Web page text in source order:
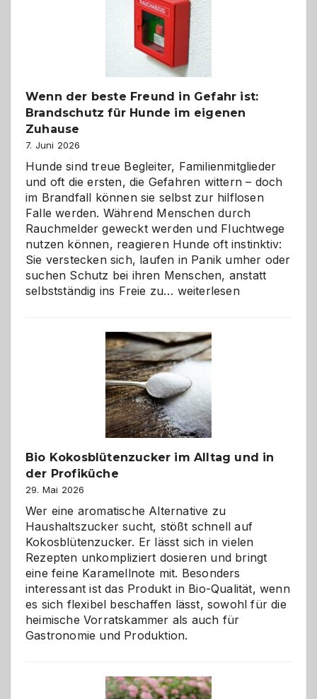
herzlich
gestalten
Wenn der beste Freund in Gefahr ist:
Brandschutz für Hunde im eigenen
Zuhause
7. Juni 2026
Hunde sind treue Begleiter, Familienmitglieder
und oft die ersten, die Gefahren wittern – doch
im Brandfall können sie selbst zur hilflosen
Falle werden. Während Menschen durch
Rauchmelder geweckt werden und Fluchtwege
nutzen können, reagieren Hunde oft instinktiv:
Sie verstecken sich, laufen in Panik umher oder
suchen Schutz bei ihren Menschen, anstatt
selbstständig ins Freie zu… Wenn
Freund
in
Gefahr
ist:
Brandschutz
für
Hunde
eigenen
weiterlesen
Bio Kokosblütenzucker im Alltag und in
der Profiküche
29. Mai 2026
Wer eine aromatische Alternative zu
Haushaltszucker sucht, stößt schnell auf
Kokosblütenzucker. Er lässt sich in vielen
Rezepten unkompliziert dosieren und bringt
eine feine Karamellnote mit. Besonders
interessant ist das Produkt in Bio-Qualität, wenn
es sich flexibel beschaffen lässt, sowohl für die
heimische Vorratskammer als auch für
Gastronomie und Produktion.